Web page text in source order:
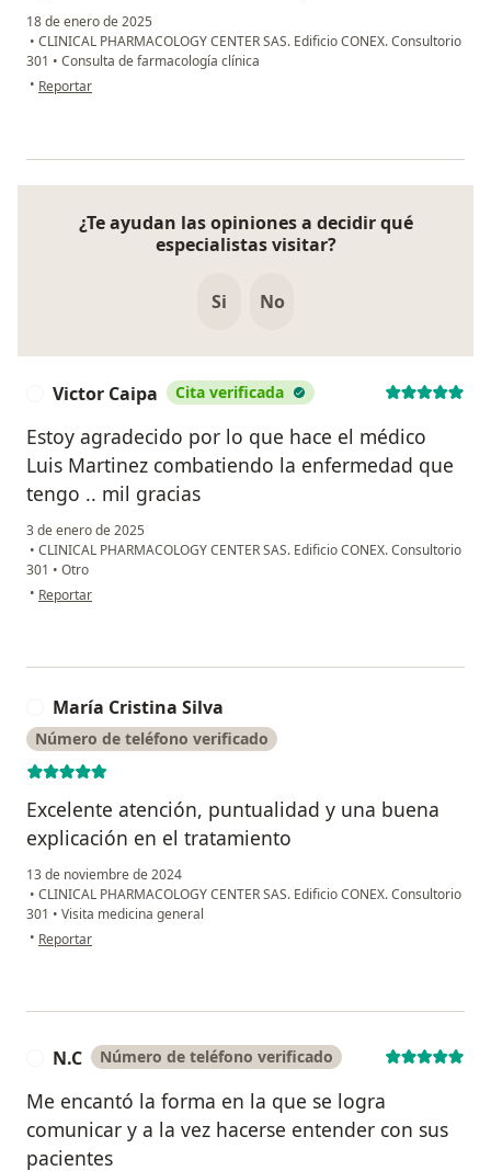
18 de enero de 2025
• CLINICAL PHARMACOLOGY CENTER SAS. Edificio CONEX. Consultorio
301 • Consulta de farmacología clínica
• en opinión del usuario Teresa Amortegui de Garcia
Reportar
¿Te ayudan las opiniones a decidir qué
especialistas visitar?
Si No
Victor Caipa Cita verificada
Estoy agradecido por lo que hace el médico
Luis Martinez combatiendo la enfermedad que
tengo .. mil gracias
3 de enero de 2025
• CLINICAL PHARMACOLOGY CENTER SAS. Edificio CONEX. Consultorio
301 • Otro
• en opinión del usuario Victor Caipa
Reportar
María Cristina Silva
Número de teléfono verificado
Excelente atención, puntualidad y una buena
explicación en el tratamiento
13 de noviembre de 2024
• CLINICAL PHARMACOLOGY CENTER SAS. Edificio CONEX. Consultorio
301 • Visita medicina general
• en opinión del usuario María Cristina Silva
Reportar
N.C Número de teléfono verificado
Me encantó la forma en la que se logra
comunicar y a la vez hacerse entender con sus
pacientes